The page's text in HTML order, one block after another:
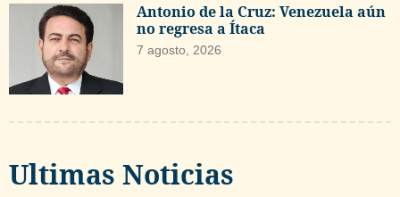
Antonio de la Cruz: Venezuela aún
no regresa a Ítaca
7 agosto, 2026
Ultimas Noticias